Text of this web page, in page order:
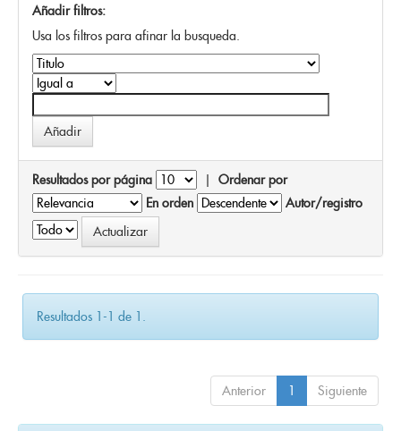
Añadir filtros:
Usa los filtros para afinar la busqueda.
Resultados por página | Ordenar por
En orden
Autor/registro
Resultados 1-1 de 1.
Anterior 1 Siguiente